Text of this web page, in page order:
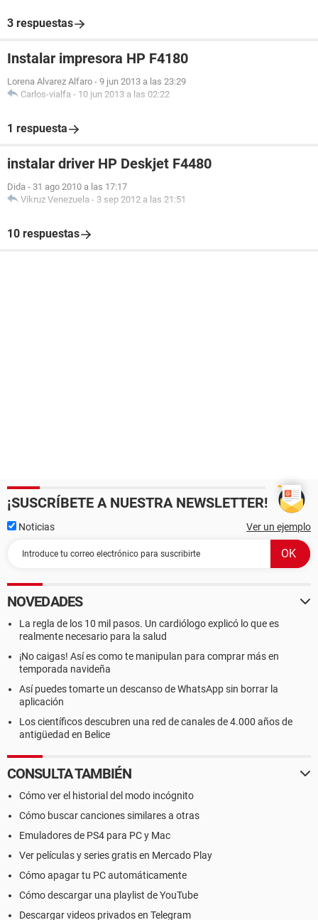
3 respuestas
Instalar impresora HP F4180
Lorena Alvarez Alfaro - 9 jun 2013 a las 23:29
Carlos-vialfa - 10 jun 2013 a las 02:22
1 respuesta
instalar driver HP Deskjet F4480
Dida - 31 ago 2010 a las 17:17
Vikruz Venezuela - 3 sep 2012 a las 21:51
10 respuestas
¡SUSCRÍBETE A NUESTRA NEWSLETTER!
Noticias Ver un ejemplo
NOVEDADES
La regla de los 10 mil pasos. Un cardiólogo explicó lo que es
realmente necesario para la salud
¡No caigas! Así es como te manipulan para comprar más en
temporada navideña
Así puedes tomarte un descanso de WhatsApp sin borrar la
aplicación
Los científicos descubren una red de canales de 4.000 años de
antigüedad en Belice
CONSULTA TAMBIÉN
Cómo ver el historial del modo incógnito
Cómo buscar canciones similares a otras
Emuladores de PS4 para PC y Mac
Ver películas y series gratis en Mercado Play
Cómo apagar tu PC automáticamente
Cómo descargar una playlist de YouTube
Descargar videos privados en Telegram